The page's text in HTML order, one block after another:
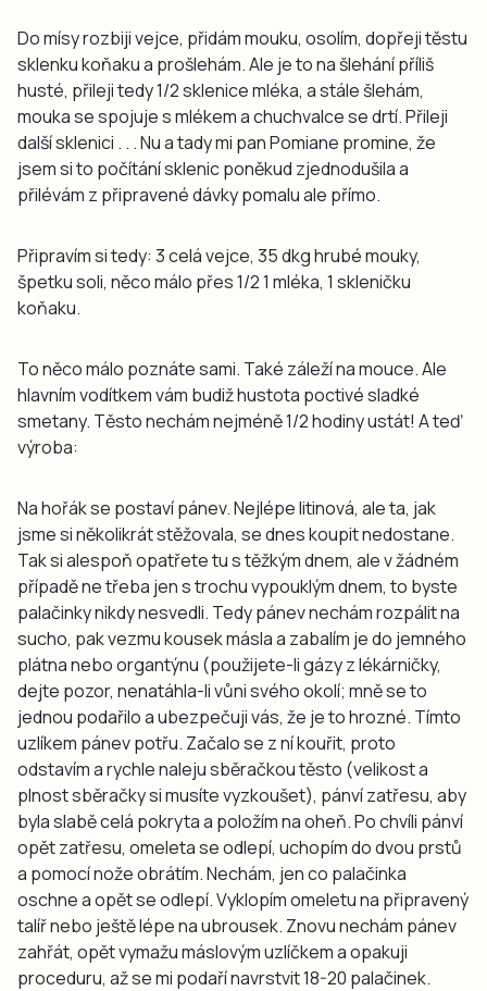
Do mísy rozbiji vejce, přidám mouku, osolím, dopřeji těstu
sklenku koňaku a prošlehám. Ale je to na šlehání příliš
husté, přileji tedy 1/2 sklenice mléka, a stále šlehám,
mouka se spojuje s mlékem a chuchvalce se drtí. Přileji
další sklenici . . . Nu a tady mi pan Pomiane promine, že
jsem si to počítání sklenic poněkud zjednodušila a
přilévám z připravené dávky pomalu ale přímo.
Připravím si tedy: 3 celá vejce, 35 dkg hrubé mouky,
špetku soli, něco málo přes 1/2 1 mléka, 1 skleničku
koňaku.
To něco málo poznáte sami. Také záleží na mouce. Ale
hlavním vodítkem vám budiž hustota poctivé sladké
smetany. Těsto nechám nejméně 1/2 hodiny ustát! A teď
výroba:
Na hořák se postaví pánev. Nejlépe litinová, ale ta, jak
jsme si několikrát stěžovala, se dnes koupit nedostane.
Tak si alespoň opatřete tu s těžkým dnem, ale v žádném
případě ne třeba jen s trochu vypouklým dnem, to byste
palačinky nikdy nesvedli. Tedy pánev nechám rozpálit na
sucho, pak vezmu kousek másla a zabalím je do jemného
plátna nebo organtýnu (použijete-li gázy z lékárničky,
dejte pozor, nenatáhla-li vůni svého okolí; mně se to
jednou podařilo a ubezpečuji vás, že je to hrozné. Tímto
uzlíkem pánev potřu. Začalo se z ní kouřit, proto
odstavím a rychle naleju sběračkou těsto (velikost a
plnost sběračky si musíte vyzkoušet), pánví zatřesu, aby
byla slabě celá pokryta a položím na oheň. Po chvíli pánví
opět zatřesu, omeleta se odlepí, uchopím do dvou prstů
a pomocí nože obrátím. Nechám, jen co palačinka
oschne a opět se odlepí. Vyklopím omeletu na připravený
talíř nebo ještě lépe na ubrousek. Znovu nechám pánev
zahřát, opět vymažu máslovým uzlíčkem a opakuji
proceduru, až se mi podaří navrstvit 18-20 palačinek.